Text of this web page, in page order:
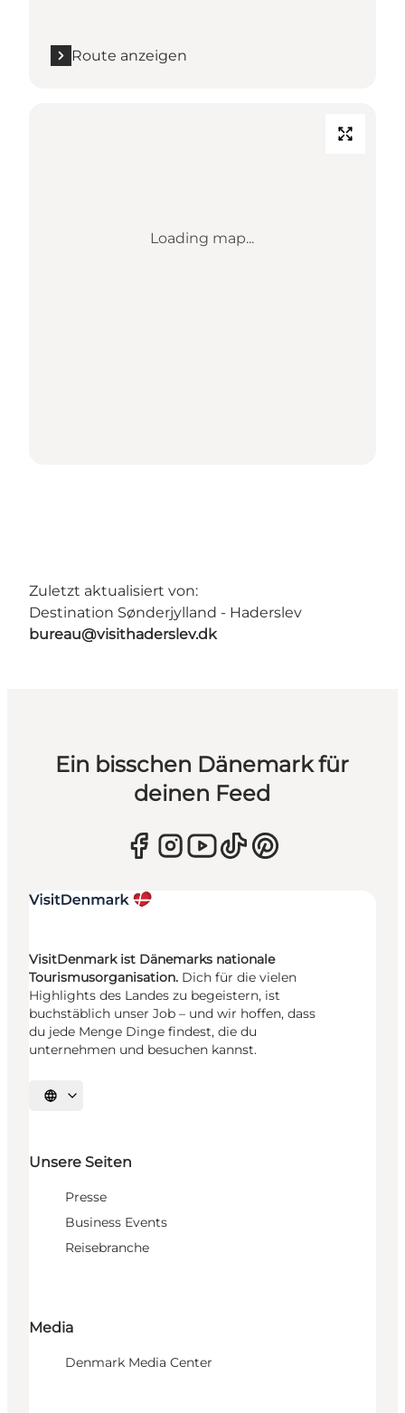
Route anzeigen
Loading map...
Zuletzt aktualisiert von:
Destination Sønderjylland - Haderslev
bureau@visithaderslev.dk
Ein bisschen Dänemark für
deinen Feed
VisitDenmark ist Dänemarks nationale
Tourismusorganisation. Dich für die vielen
Highlights des Landes zu begeistern, ist
buchstäblich unser Job – und wir hoffen, dass
du jede Menge Dinge findest, die du
unternehmen und besuchen kannst.
Sprache auswählen
Unsere Seiten
Presse
Business Events
Reisebranche
Media
Denmark Media Center